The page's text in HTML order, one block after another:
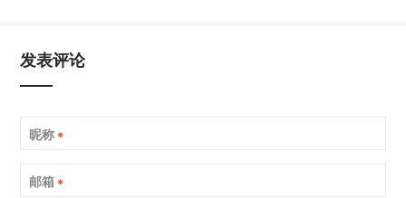
发表评论
昵称 *
邮箱 *